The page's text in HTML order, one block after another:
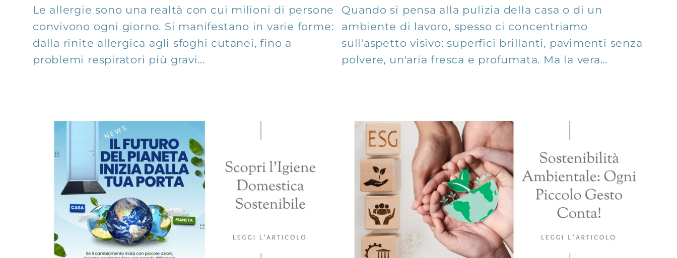
Le allergie sono una realtà con cui milioni di persone
convivono ogni giorno. Si manifestano in varie forme:
dalla rinite allergica agli sfoghi cutanei, fino a
problemi respiratori più gravi...
Quando si pensa alla pulizia della casa o di un
ambiente di lavoro, spesso ci concentriamo
sull'aspetto visivo: superfici brillanti, pavimenti senza
polvere, un'aria fresca e profumata. Ma la vera...